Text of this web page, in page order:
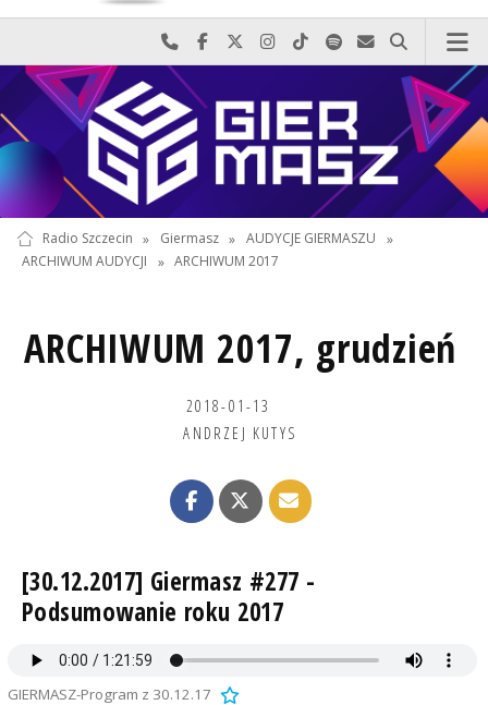
Najlepiej po prostu do nas zadzwoń
Odwiedź nas na Facebook-u
Odwiedź nas na X
Odwiedź nas na Instagram-ie
Odwiedź nas na TikTok-u
Szukaj nas na Spotify
Wyślij do nas
Szukaj
Radio Szczecin » Giermasz » AUDYCJE GIERMASZU
»
ARCHIWUM AUDYCJI
» ARCHIWUM 2017
ARCHIWUM 2017, grudzień
2018-01-13
ANDRZEJ KUTYS
[30.12.2017] Giermasz #277 -
Podsumowanie roku 2017
GIERMASZ-Program z 30.12.17